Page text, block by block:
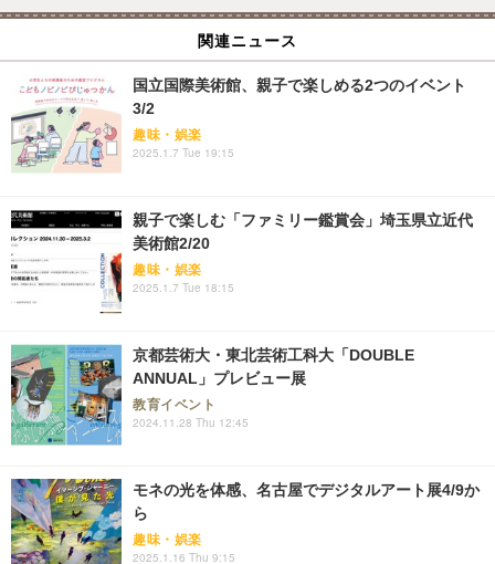
関連ニュース
国立国際美術館、親子で楽しめる2つのイベント
3/2
趣味・娯楽
2025.1.7 Tue 19:15
親子で楽しむ「ファミリー鑑賞会」埼玉県立近代
美術館2/20
趣味・娯楽
2025.1.7 Tue 18:15
京都芸術大・東北芸術工科大「DOUBLE
ANNUAL」プレビュー展
教育イベント
2024.11.28 Thu 12:45
モネの光を体感、名古屋でデジタルアート展4/9か
ら
趣味・娯楽
2025.1.16 Thu 9:15